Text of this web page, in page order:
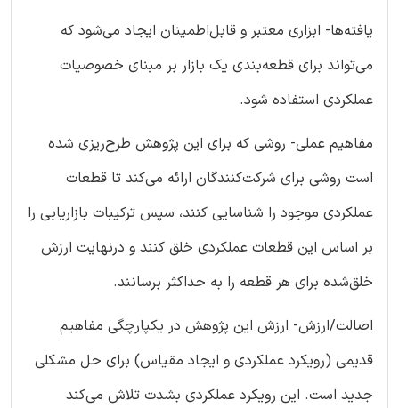
یافته‌ها- ابزاری معتبر و قابل‌اطمینان ایجاد می‌شود که
می‌تواند برای قطعه‌بندی یک بازار بر مبنای خصوصیات
عملکردی استفاده شود.
مفاهیم عملی- روشی که برای این پژوهش طرح‌ریزی شده
است روشی برای شرکت‌کنندگان ارائه می‌کند تا قطعات
عملکردی موجود را شناسایی کنند، سپس ترکیبات بازاریابی را
بر اساس این قطعات عملکردی خلق کنند و درنهایت ارزش
خلق‌شده برای هر قطعه را به حداکثر برسانند.
اصالت/ارزش- ارزش این پژوهش در یکپارچگی مفاهیم
قدیمی (رویکرد عملکردی و ایجاد مقیاس) برای حل مشکلی
جدید است. این رویکرد عملکردی بشدت تلاش می‌کند